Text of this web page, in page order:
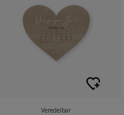
Veredelbar